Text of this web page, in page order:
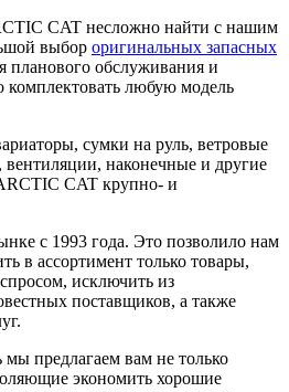
CAT несложно найти с нашим
выбор оригинальных запасных
планового обслуживания и
любую модель
сумки на руль, ветровые
вентиляции, наконечные и другие
CAT крупно- и
с 1993 года. Это позволило нам
в ассортимент только товары,
исключить из
поставщиков, а также
предлагаем вам не только
экономить хорошие